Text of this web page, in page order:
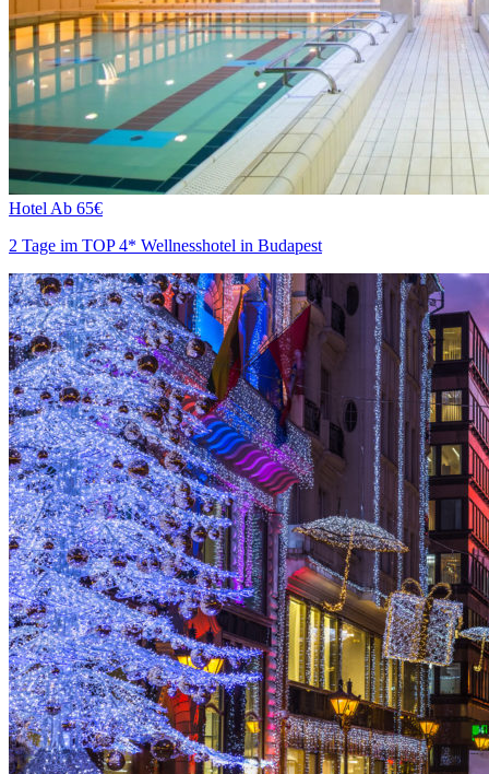
Hotel Ab 65€
2 Tage im TOP 4* Wellnesshotel in Budapest